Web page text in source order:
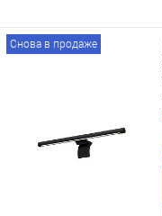
Снова в продаже